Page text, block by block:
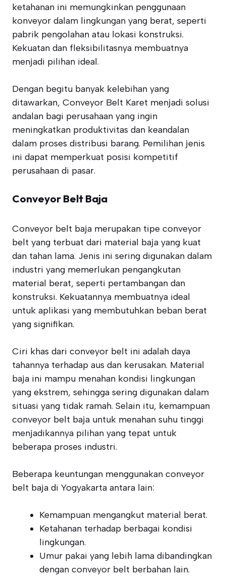
ketahanan ini memungkinkan penggunaan
konveyor dalam lingkungan yang berat, seperti
pabrik pengolahan atau lokasi konstruksi.
Kekuatan dan fleksibilitasnya membuatnya
menjadi pilihan ideal.
Dengan begitu banyak kelebihan yang
ditawarkan, Conveyor Belt Karet menjadi solusi
andalan bagi perusahaan yang ingin
meningkatkan produktivitas dan keandalan
dalam proses distribusi barang. Pemilihan jenis
ini dapat memperkuat posisi kompetitif
perusahaan di pasar.
Conveyor Belt Baja
Conveyor belt baja merupakan tipe conveyor
belt yang terbuat dari material baja yang kuat
dan tahan lama. Jenis ini sering digunakan dalam
industri yang memerlukan pengangkutan
material berat, seperti pertambangan dan
konstruksi. Kekuatannya membuatnya ideal
untuk aplikasi yang membutuhkan beban berat
yang signifikan.
Ciri khas dari conveyor belt ini adalah daya
tahannya terhadap aus dan kerusakan. Material
baja ini mampu menahan kondisi lingkungan
yang ekstrem, sehingga sering digunakan dalam
situasi yang tidak ramah. Selain itu, kemampuan
conveyor belt baja untuk menahan suhu tinggi
menjadikannya pilihan yang tepat untuk
beberapa proses industri.
Beberapa keuntungan menggunakan conveyor
belt baja di Yogyakarta antara lain:
Kemampuan mengangkut material berat.
Ketahanan terhadap berbagai kondisi
lingkungan.
Umur pakai yang lebih lama dibandingkan
dengan conveyor belt berbahan lain.